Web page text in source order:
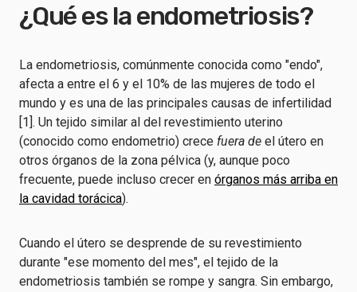
¿Qué es la endometriosis?
La endometriosis, comúnmente conocida como "endo",
afecta a entre el 6 y el 10% de las mujeres de todo el
mundo y es una de las principales causas de infertilidad
[1]. Un tejido similar al del revestimiento uterino
(conocido como endometrio) crece fuera de el útero en
otros órganos de la zona pélvica (y, aunque poco
frecuente, puede incluso crecer en órganos más arriba en
la cavidad torácica).
Cuando el útero se desprende de su revestimiento
durante "ese momento del mes", el tejido de la
endometriosis también se rompe y sangra. Sin embargo,